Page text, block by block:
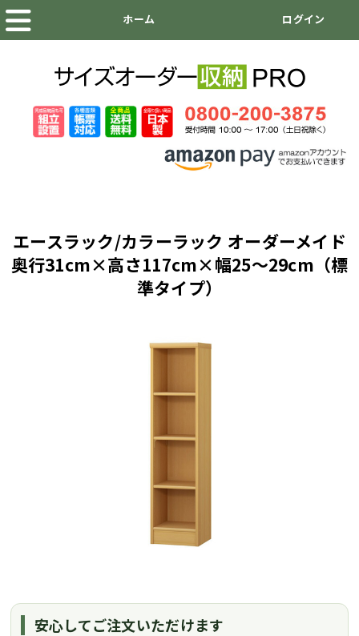
エースラック/カラーラック オーダーメイド
奥行31cm×高さ117cm×幅25～29cm（標
準タイプ）
安心してご注文いただけます